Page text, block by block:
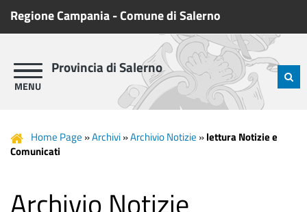
Regione Campania-Comune di Salerno
Provincia di Salerno
Home Page »Archivi»Archivio Notizie »lettura Notizie e
Comunicati